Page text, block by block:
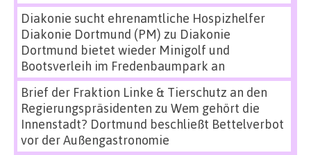
Diakonie sucht ehrenamtliche Hospizhelfer
Diakonie Dortmund (PM) zu Diakonie
Dortmund bietet wieder Minigolf und
Bootsverleih im Fredenbaumpark an
Brief der Fraktion Linke & Tierschutz an den
Regierungspräsidenten zu Wem gehört die
Innenstadt? Dortmund beschließt Bettelverbot
vor der Außengastronomie